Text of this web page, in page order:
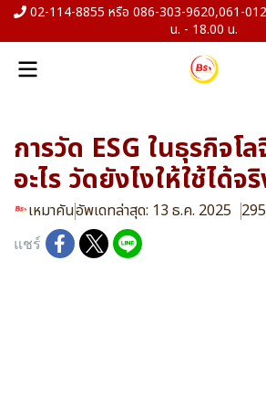
02-114-8855 หรือ 086-303-9620,061-
น. - 18.00 น.
การวัด ESG ในธุรกิจโ
อะไร วัดยังไงให้ใช้ได้จ
เหมาคันอัพเดทล่าสุด: 13 ธ.ค. 2025
แชร์